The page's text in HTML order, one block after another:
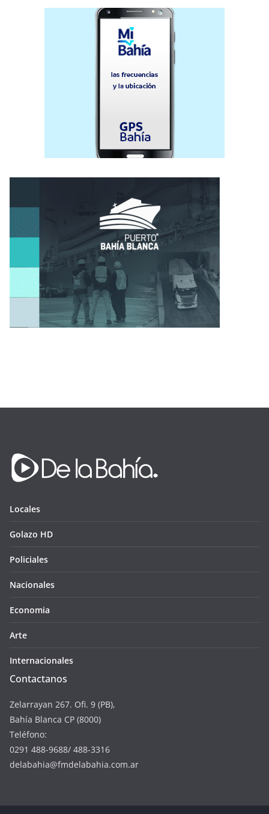
Locales
Golazo HD
Policiales
Nacionales
Economia
Arte
Internacionales
Contactanos
Zelarrayan 267. Ofi. 9 (PB),
Bahía Blanca CP (8000)
Teléfono:
0291 488-9688/ 488-3316
delabahia@fmdelabahia.com.ar